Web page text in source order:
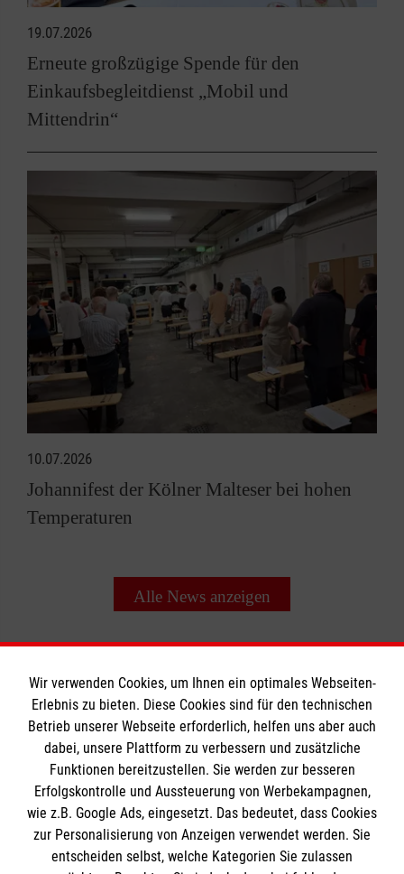
19.07.2026
Erneute großzügige Spende für den
Einkaufsbegleitdienst „Mobil und
Mittendrin“
10.07.2026
Johannifest der Kölner Malteser bei hohen
Temperaturen
Alle News anzeigen
Informationen
Impressum
Datenschutz
Barrierefreiheit
Die Malteser
Wir verwenden Cookies, um Ihnen ein optimales Webseiten-
Erlebnis zu bieten. Diese Cookies sind für den technischen
Betrieb unserer Webseite erforderlich, helfen uns aber auch
dabei, unsere Plattform zu verbessern und zusätzliche
Funktionen bereitzustellen. Sie werden zur besseren
Erfolgskontrolle und Aussteuerung von Werbekampagnen,
wie z.B. Google Ads, eingesetzt. Das bedeutet, dass Cookies
zur Personalisierung von Anzeigen verwendet werden. Sie
entscheiden selbst, welche Kategorien Sie zulassen